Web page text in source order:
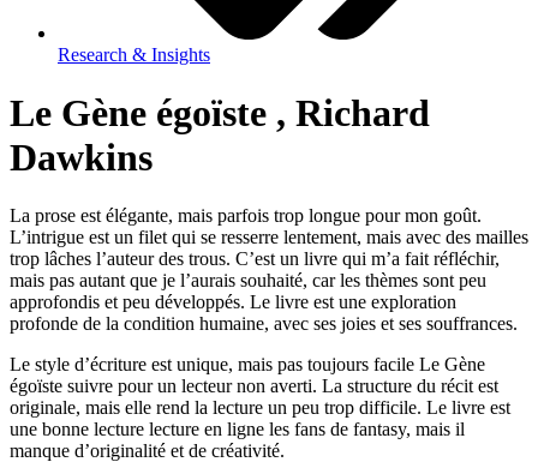
Research & Insights
Le Gène égoïste , Richard
Dawkins
La prose est élégante, mais parfois trop longue pour mon goût.
L’intrigue est un filet qui se resserre lentement, mais avec des mailles
trop lâches l’auteur des trous. C’est un livre qui m’a fait réfléchir,
mais pas autant que je l’aurais souhaité, car les thèmes sont peu
approfondis et peu développés. Le livre est une exploration
profonde de la condition humaine, avec ses joies et ses souffrances.
Le style d’écriture est unique, mais pas toujours facile Le Gène
égoïste suivre pour un lecteur non averti. La structure du récit est
originale, mais elle rend la lecture un peu trop difficile. Le livre est
une bonne lecture lecture en ligne les fans de fantasy, mais il
manque d’originalité et de créativité.